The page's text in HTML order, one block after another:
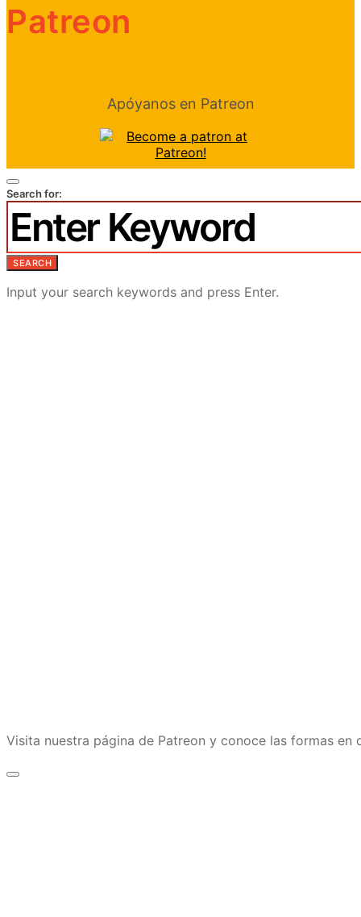
Patreon
Apóyanos en Patreon
Search for:
SEARCH
Input your search keywords and press Enter.
Visita nuestra página de Patreon y conoce las formas en